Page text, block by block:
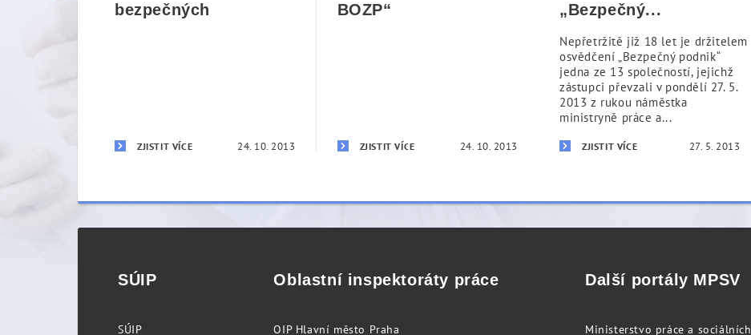
bezpečných
ZJISTIT VÍCE 24. 10. 2013
BOZP“
ZJISTIT VÍCE 24. 10. 2013
„Bezpečný...
Nepřetržitě již 18 let je držitelem
osvědčení „Bezpečný podnik“
jedna ze 13 společností, jejichž
zástupci převzali v pondělí 27. 5.
2013 z rukou náměstka
ministryně práce a...
ZJISTIT VÍCE 27. 5. 2013
SÚIP
SÚIP
Oblastní inspektoráty práce
OIP Hlavní město Praha
Další portály MPSV
Ministerstvo práce a